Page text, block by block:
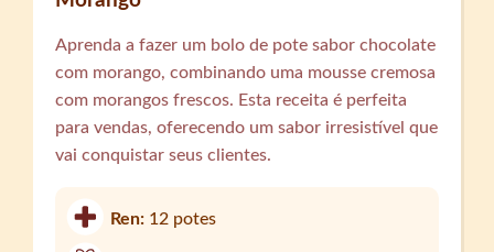
Aprenda a fazer um bolo de pote sabor chocolate
com morango, combinando uma mousse cremosa
com morangos frescos. Esta receita é perfeita
para vendas, oferecendo um sabor irresistível que
vai conquistar seus clientes.
Ren: 12 potes